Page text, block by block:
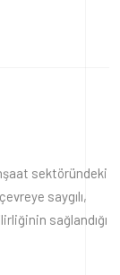
sektöründeki
saygılı,
sağlandığı